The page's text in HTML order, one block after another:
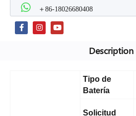
＋86-18026680408
Description
Tipo de
Batería
Solicitud